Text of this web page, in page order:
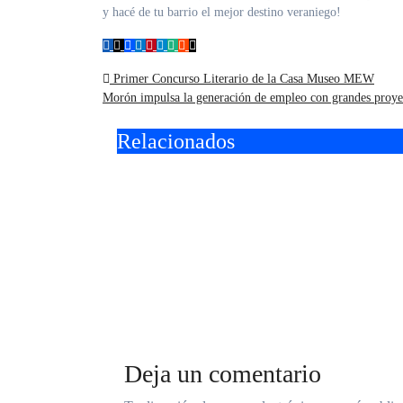
y hacé de tu barrio el mejor destino veraniego!
Navegación
de
entradas
Primer Concurso Literario de la Casa Museo MEW
Morón impulsa la generación de empleo con grandes
Relacionados
Deja un comentario